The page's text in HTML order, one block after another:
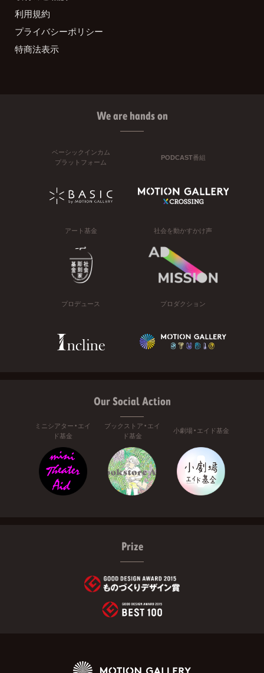
利用規約
プライバシーポリシー
特商法表示
We are hands on
ベーシックインカム
プラットフォーム
PODCAST番組
アート基金 社会を動かすかけ声
プロデュース プロダクション
Our Social Action
ミニシアター・エイ
ド基金
ブックストア・エイ
ド基金
小劇場・エイド基金
Prize